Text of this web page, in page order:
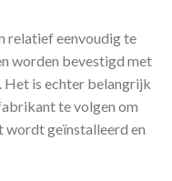
relatief eenvoudig te
worden bevestigd met
Het is echter belangrijk
te volgen om
wordt geïnstalleerd en